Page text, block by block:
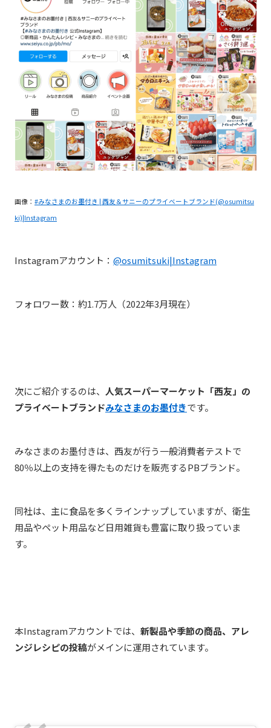
画像： #みなさまのお墨付き | 西友＆サニーのプライベートブランド(@osumitsu
ki)|Instagram
Instagramアカウント： @osumitsuki|Instagram
フォロワー数：約1.7万人（2022年3月現在）
次にご紹介するのは、 人気スーパーマーケット「西友」の
プライベートブランドみなさまのお墨付きです。
みなさまのお墨付きは、西友が行う一般消費者テストで
80％以上の支持を得たものだけを販売するPBブランド。
同社は、主に食品を多くラインナップしていますが、衛生
用品やペット用品など日用雑貨も豊富に取り扱っていま
す。
本Instagramアカウントでは、 新製品や季節の商品、アレ
ンジレシピの投稿がメインに運用されています。